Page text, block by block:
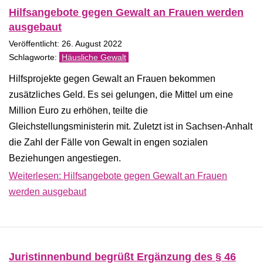
Hilfsangebote gegen Gewalt an Frauen werden
ausgebaut
Veröffentlicht: 26. August 2022
Häusliche Gewalt
Hilfsprojekte gegen Gewalt an Frauen bekommen
zusätzliches Geld. Es sei gelungen, die Mittel um eine
Million Euro zu erhöhen, teilte die
Gleichstellungsministerin mit. Zuletzt ist in Sachsen-Anhalt
die Zahl der Fälle von Gewalt in engen sozialen
Beziehungen angestiegen.
Weiterlesen: Hilfsangebote gegen Gewalt an Frauen
werden ausgebaut
Juristinnenbund begrüßt Ergänzung des § 46